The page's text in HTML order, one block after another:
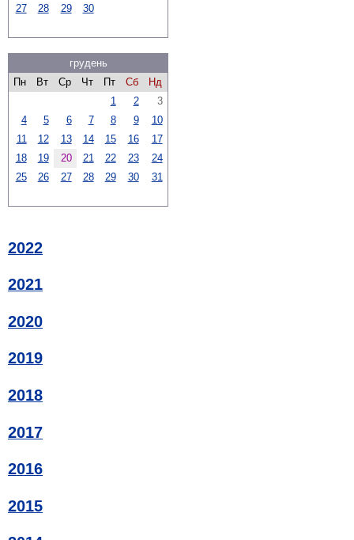
27
28 29 30
грудень
Пн
Вт Ср Чт Пт Сб
Нд
1
2
3
4
5 6 7 8 9
10
11
12 13 14 15 16
17
18
19 20 21 22 23
24
25
26 27 28 29 30 31
2022
2021
2020
2019
2018
2017
2016
2015